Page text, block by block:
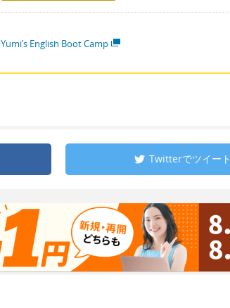
Yumi’s English Boot Camp
Twitterでツイート